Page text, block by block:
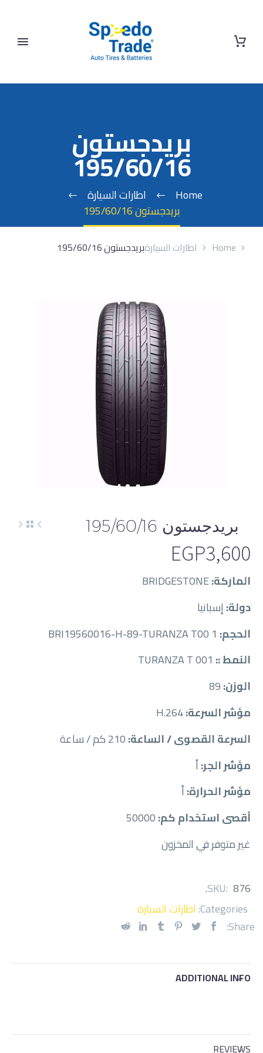
بريدجستون
195/60/16
Home
اطارات السيارة
بريدجستون 195/60/16
Home اطارات السيارةبريدجستون 195/60/16
بريدجستون 195/60/16
EGP3,600
الماركة:
دولة:إسبانيا
الحجم:
النمط ::
الوزن:
مؤشر السرعة:
السرعة القصوى / الساعة:
مؤشر الجر:أ
مؤشر الحرارة:أ
أقصى استخدام كم:
غير متوفر في المخزون
SKU: 876
.
Categories: اطارات السيارة
Share:
ADDITIONAL INFO
REVIEWS